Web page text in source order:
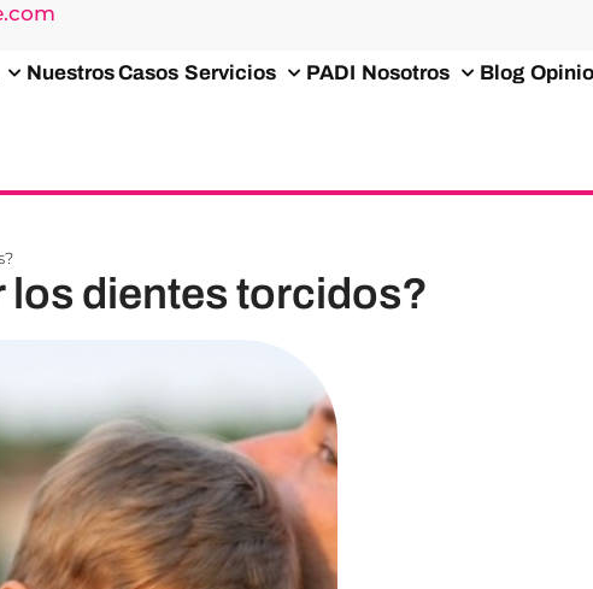
Nuestros Casos Servicios PADI Nosotros Blog
los dientes torcidos?